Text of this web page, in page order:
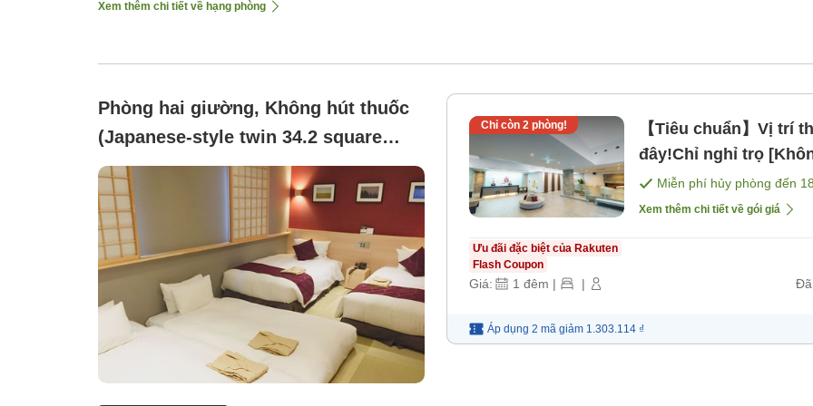
Xem thêm chi tiết về hạng phòng
Phòng hai giường, Không hút thuốc
(Japanese-style twin 34.2 square
meters)
Chỉ còn 2phòng!
【Tiêu chuẩn】Vị trí
đây!Chỉ nghỉ trọ
Miễn phí hủy phòng đến
Xem thêm chi tiết về gói giá
Ưu đãi đặc biệt của Rakuten
Flash Coupon
Giá: 1 đêm | | Đã
Áp dụng 2 mã giảm 1.303.114 ₫